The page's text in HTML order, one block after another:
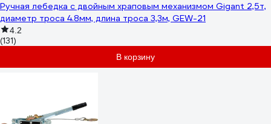
Ручная лебедка с двойным храповым механизмом Gigant 2,5т,
диаметр троса 4.8мм, длина троса 3,3м, GEW-21
4.2
(131)
В корзину